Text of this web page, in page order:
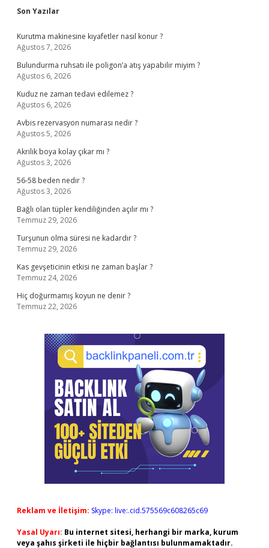
Sidebar
Son Yazılar
Kurutma makinesine kıyafetler nasıl konur ?
Ağustos 7, 2026
Bulundurma ruhsatı ile poligon’a atış yapabilir miyim ?
Ağustos 6, 2026
Kuduz ne zaman tedavi edilemez ?
Ağustos 6, 2026
Avbis rezervasyon numarası nedir ?
Ağustos 5, 2026
Akrilik boya kolay çıkar mı ?
Ağustos 3, 2026
56-58 beden nedir ?
Ağustos 3, 2026
Bağlı olan tüpler kendiliğinden açılır mı ?
Temmuz 29, 2026
Turşunun olma süresi ne kadardır ?
Temmuz 29, 2026
Kas gevşeticinin etkisi ne zaman başlar ?
Temmuz 24, 2026
Hiç doğurmamış koyun ne denir ?
Temmuz 22, 2026
Reklam ve İletişim: Skype: live:.cid.575569c608265c69
Yasal Uyarı: Bu internet sitesi, herhangi bir marka, kurum
veya şahıs şirketi ile hiçbir bağlantısı bulunmamaktadır.